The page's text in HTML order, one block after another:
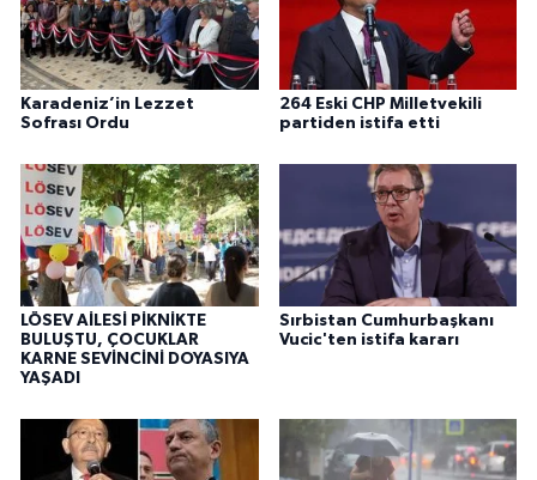
Karadeniz’in Lezzet
Sofrası Ordu
264 Eski CHP Milletvekili
partiden istifa etti
LÖSEV AİLESİ PİKNİKTE
BULUŞTU, ÇOCUKLAR
KARNE SEVİNCİNİ DOYASIYA
YAŞADI
Sırbistan Cumhurbaşkanı
Vucic'ten istifa kararı